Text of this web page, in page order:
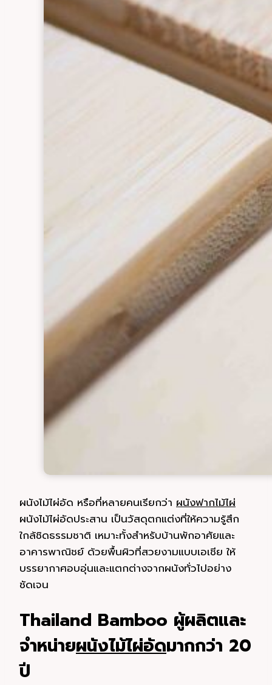
ผนังไม้ไผ่อัด หรือที่หลายคนเรียกว่า ผนังฟากไม้ไผ่
ผนังไม้ไผ่อัดประสาน เป็นวัสดุตกแต่งที่ให้ความรู้สึก
ใกล้ชิดธรรมชาติ เหมาะทั้งสำหรับบ้านพักอาศัยและ
อาคารพาณิชย์ ด้วยพื้นผิวที่สวยงามแบบเอเชีย ให้
บรรยากาศอบอุ่นและแตกต่างจากผนังทั่วไปอย่าง
ชัดเจน
Thailand Bamboo ผู้ผลิตและ
จำหน่ายผนังไม้ไผ่อัดมากกว่า 20
ปี